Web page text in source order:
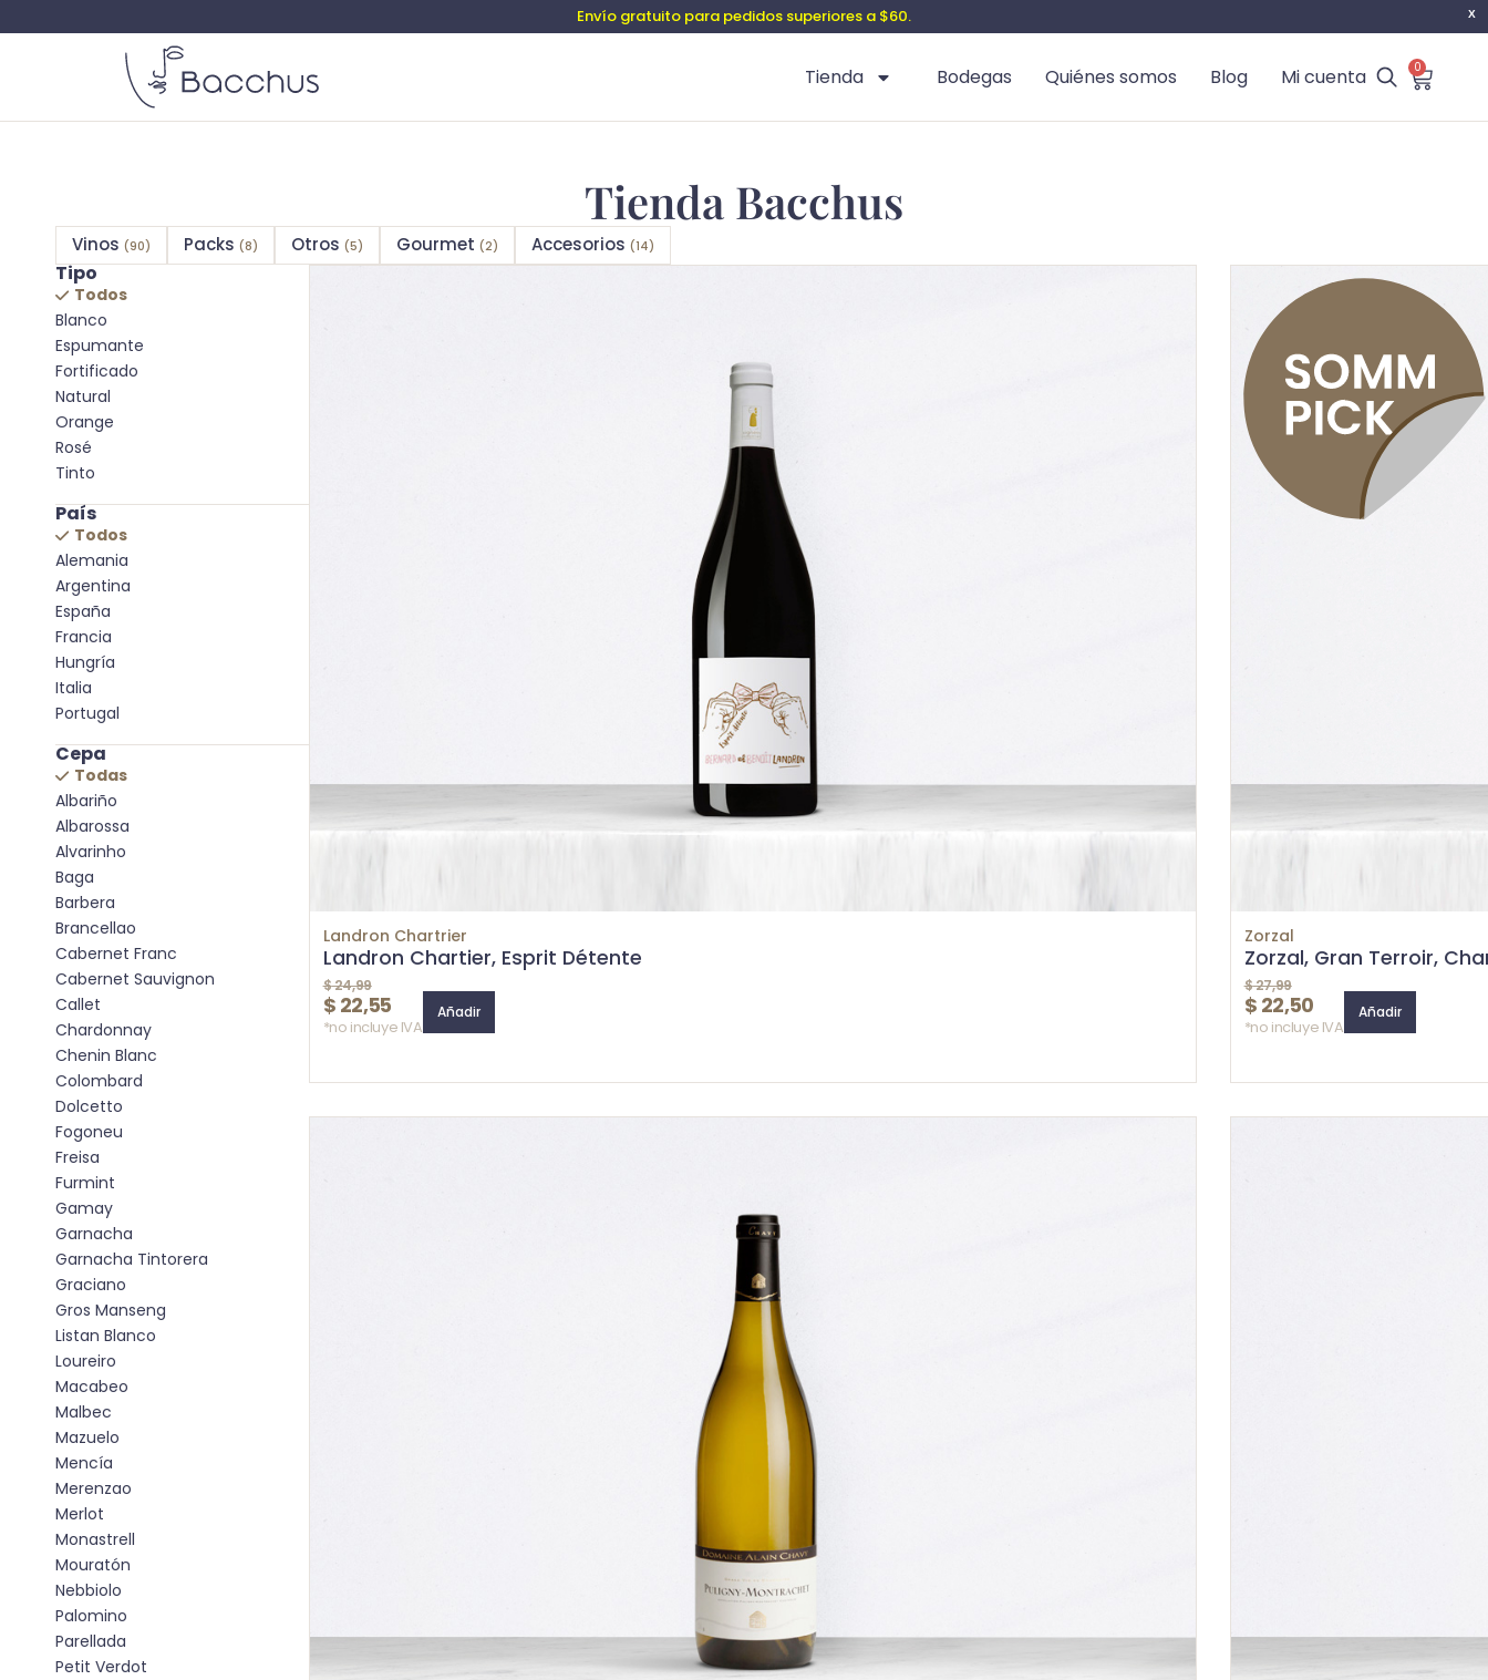
X
Envío gratuito para pedidos superiores a $60.
0
Tienda Bodegas Quiénes somos Blog Mi cuenta
Tienda Bacchus
Vinos (90) Packs (8) Otros (5) Gourmet (2) Accesorios (14)
Tipo
Blanco
Espumante
Fortificado
Natural
Orange
Rosé
Tinto
Todos
País
Alemania
Argentina
España
Francia
Hungría
Italia
Portugal
Todos
Cepa
Albariño
Albarossa
Alvarinho
Baga
Barbera
Brancellao
Cabernet Franc
Cabernet Sauvignon
Callet
Chardonnay
Chenin Blanc
Colombard
Dolcetto
Fogoneu
Freisa
Furmint
Gamay
Garnacha
Garnacha Tintorera
Graciano
Gros Manseng
Listan Blanco
Loureiro
Macabeo
Malbec
Mazuelo
Mencía
Merenzao
Merlot
Monastrell
Mouratón
Nebbiolo
Palomino
Parellada
Petit Verdot
Todas
Landron Chartrier
Landron Chartier, Esprit Détente
$24,99
$ 22,55
*no incluye IVA
Añadir
Zorzal
Zorzal, Gran Terroir,
$27,99
$ 22,50
*no incluye IVA
Añadir